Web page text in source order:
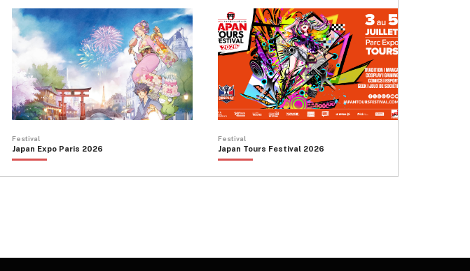
Festival
Japan Expo Paris 2026
Festival
Japan Tours Festival 2026